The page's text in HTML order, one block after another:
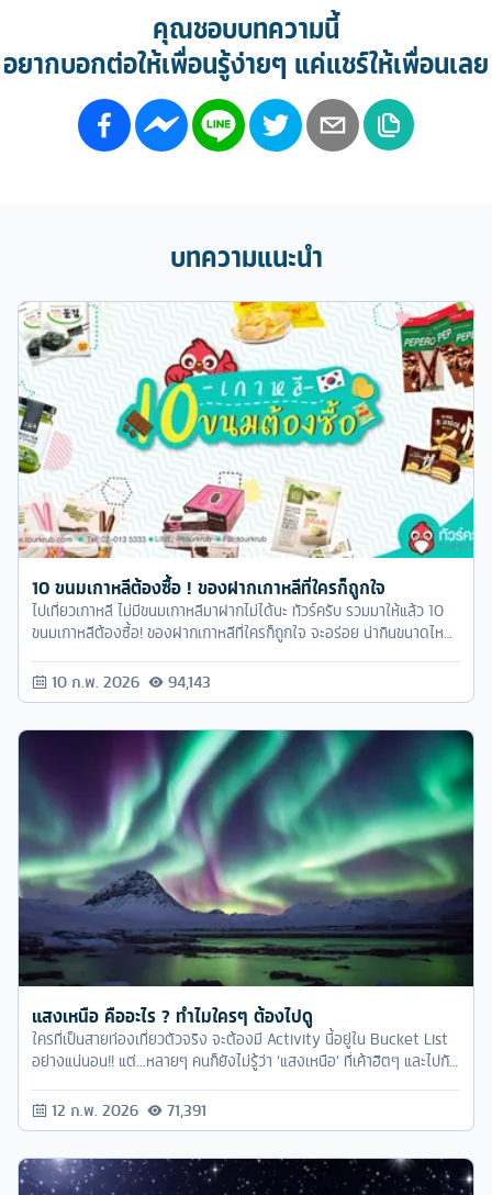
คุณชอบบทความนี้
อยากบอกต่อให้เพื่อนรู้ง่ายๆ แค่แชร์ให้เพื่อนเลย
บทความแนะนำ
10 ขนมเกาหลีต้องซื้อ ! ของฝากเกาหลีที่ใครก็ถูกใจ
ไปเที่ยวเกาหลี ไม่มีขนมเกาหลีมาฝากไม่ได้นะ ทัวร์ครับ รวมมาให้แล้ว 10
ขนมเกาหลีต้องซื้อ! ของฝากเกาหลีที่ใครก็ถูกใจ จะอร่อย น่ากินขนาดไหน
10 ก.พ. 2026 94,143
แสงเหนือ คืออะไร ? ทำไมใครๆ ต้องไปดู
ใครที่เป็นสายท่องเที่ยวตัวจริง จะต้องมี Activity นี้อยู่ใน Bucket List
อย่างแน่นอน!! แต่...หลายๆ คนก็ยังไม่รู้ว่า ‘แสงเหนือ’ ที่เค้าฮิตๆ และไปกัน
ทัวร์ครับ เลยจะมาไขปริศนาที่ว่านี้ ให้ทุกคนหายงงกันครับ
12 ก.พ. 2026 71,391